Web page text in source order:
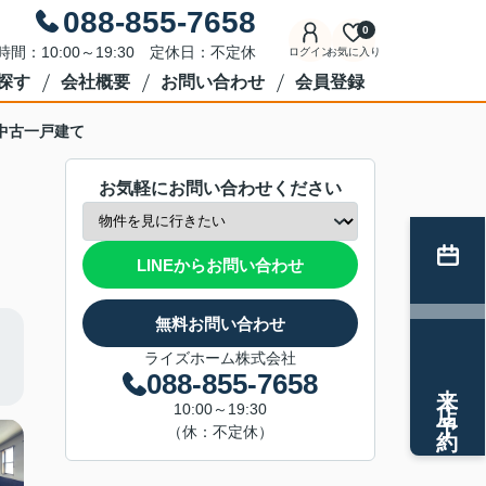
088-855-7658
間：10:00～19:30 定休日：不定休 ログインお気に入り
0
す 会社概要 お問い合わせ 会員登録
古一戸建て
お気軽にお問い合わせください
LINEからお問い合わせ
無料お問い合わせ
ライズホーム株式会社
088-855-7658
10:00～19:30
（休：不定休）
来店予約